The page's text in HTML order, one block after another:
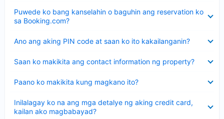
Puwede ko bang kanselahin o baguhin ang reservation ko
sa Booking.com?
ang
sagot
Ano ang aking PIN code at saan ko ito kakailanganin?
ang
Saan ko makikita ang contact information ng property?
ang
Paano ko makikita kung magkano ito?
ang
Inilalagay ko na ang mga detalye ng aking credit card,
kailan ako magbabayad?
ang
sagot